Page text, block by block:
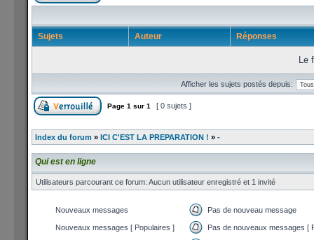
Sujets Auteur Réponses
Le
Afficher les sujets postés depuis:
Page 1 sur 1 [ 0 sujets ]
Index du forum » ICI C'EST LA PREPARATION ! » -
Qui est en ligne
Utilisateurs parcourant ce forum: Aucun utilisateur enregistré et 1 invité
Nouveaux messages Pas de nouveau message
Nouveaux messages [ Populaires ] Pas de nouveaux messages [